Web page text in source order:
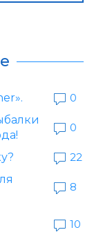
0
0
22
8
10